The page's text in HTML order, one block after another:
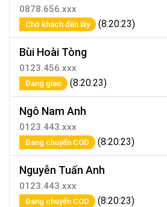
0878.656.xxx
Chờ khách đến lấy (8:20:23)
Bùi Hoài Tòng
0123.456.xxx
Đang giao (8:20:23)
Ngô Nam Anh
0123.443.xxx
Đang chuyển COD (8:20:23)
Nguyễn Tuấn Anh
0123.443.xxx
Đang chuyển COD (8:20:23)